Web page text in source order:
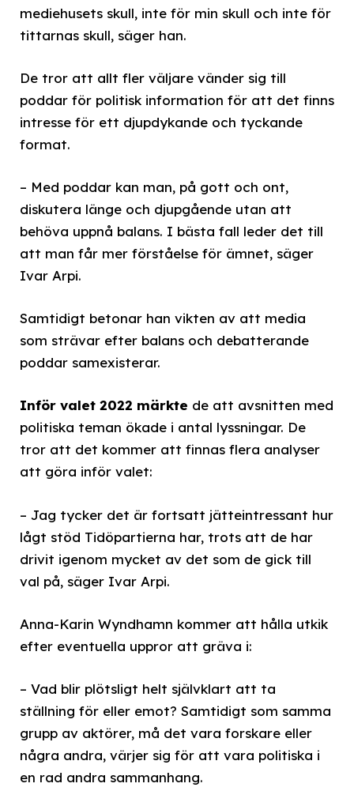
mediehusets skull, inte för min skull och inte för
tittarnas skull, säger han.
De tror att allt fler väljare vänder sig till
poddar för politisk information för att det finns
intresse för ett djupdykande och tyckande
format.
– Med poddar kan man, på gott och ont,
diskutera länge och djupgående utan att
behöva uppnå balans. I bästa fall leder det till
att man får mer förståelse för ämnet, säger
Ivar Arpi.
Samtidigt betonar han vikten av att media
som strävar efter balans och debatterande
poddar samexisterar.
Inför valet 2022 märkte de att avsnitten med
politiska teman ökade i antal lyssningar. De
tror att det kommer att finnas flera analyser
att göra inför valet:
– Jag tycker det är fortsatt jätteintressant hur
lågt stöd Tidöpartierna har, trots att de har
drivit igenom mycket av det som de gick till
val på, säger Ivar Arpi.
Anna-Karin Wyndhamn kommer att hålla utkik
efter eventuella uppror att gräva i:
– Vad blir plötsligt helt självklart att ta
ställning för eller emot? Samtidigt som samma
grupp av aktörer, må det vara forskare eller
några andra, värjer sig för att vara politiska i
en rad andra sammanhang.